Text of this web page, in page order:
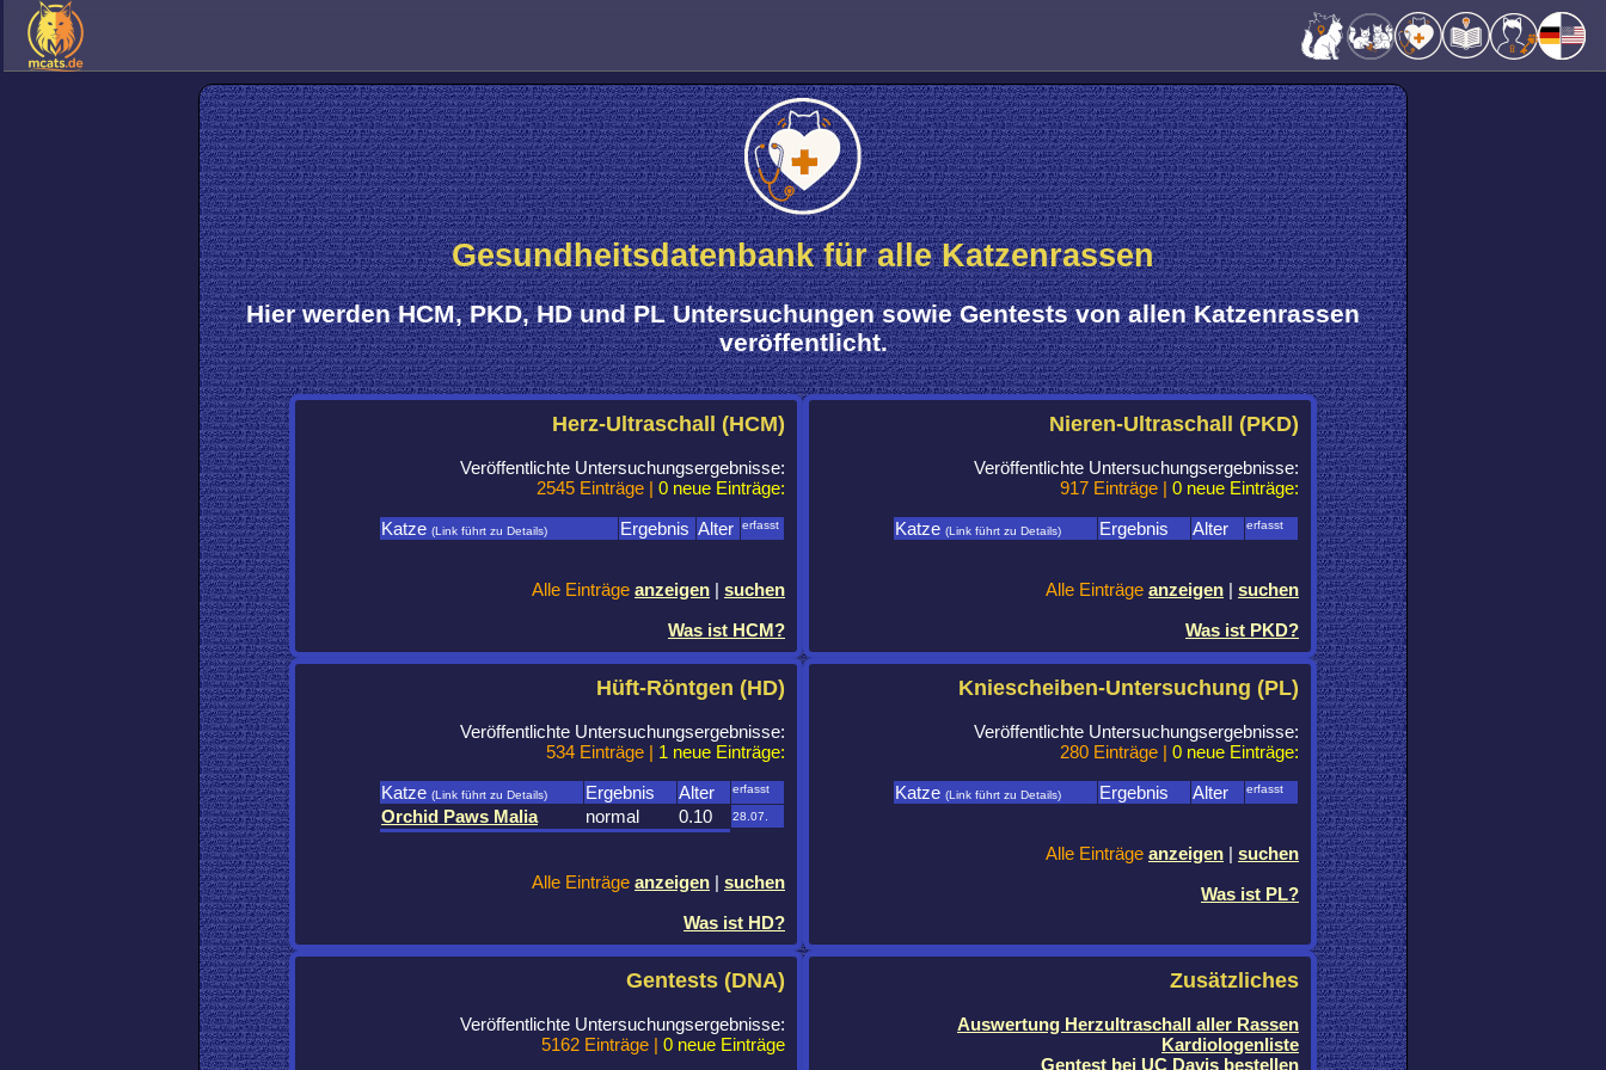
Gesundheitsdatenbank für alle Katzenrassen
Hier werdenHCM, PKD, HD und PL Untersuchungen sowie Gentestsvonallen Katzenrassen
veröffentlicht.
Herz-Ultraschall (HCM)
Veröffentlichte Untersuchungsergebnisse:
2545 Einträge | 0 neue Einträge:
Katze (Link führt zu Details) Ergebnis Alter erfasst
Alle Einträge anzeigen | suchen
Was ist HCM?
Nieren-Ultraschall (PKD)
Veröffentlichte Untersuchungsergebnisse:
917 Einträge | 0 neue Einträge:
Katze (Link führt zu Details) Ergebnis Alter erfasst
Alle Einträge anzeigen | suchen
Was ist PKD?
Hüft-Röntgen (HD)
Veröffentlichte Untersuchungsergebnisse:
534 Einträge | 1 neue Einträge:
Katze (Link führt zu Details) Ergebnis Alter erfasst
Orchid Paws Malia normal 0.10 28.07.
Alle Einträge anzeigen | suchen
Was ist HD?
Kniescheiben-Untersuchung (PL)
Veröffentlichte Untersuchungsergebnisse:
280 Einträge | 0 neue Einträge:
Katze (Link führt zu Details) Ergebnis Alter erfasst
Alle Einträge anzeigen | suchen
Was ist PL?
Gentests (DNA)
Veröffentlichte Untersuchungsergebnisse:
5162 Einträge | 0 neue Einträge
Zusätzliches
Auswertung Herzultraschall aller Rassen
Kardiologenliste
Gentest bei UC Davis bestellen